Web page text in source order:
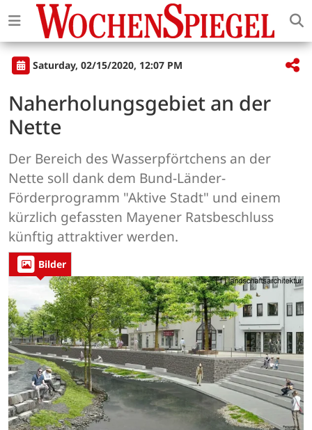
Saturday, 02/15/2020, 12:07 PM
Naherholungsgebiet an der
Nette
Der Bereich des Wasserpförtchens an der
Nette soll dank dem Bund-Länder-
Förderprogramm "Aktive Stadt" und einem
kürzlich gefassten Mayener Ratsbeschluss
künftig attraktiver werden.
Bilder